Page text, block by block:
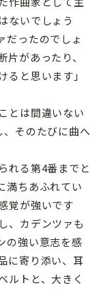
ないでしょう
だったのでしょ
があったり、
ると思います」
とは間違いない
そのたびに曲へ
れる第4番までと
満ちあふれてい
覚が強いです
、カデンツァも
の強い意志を感
に寄り添い、耳
ルトと、大きく